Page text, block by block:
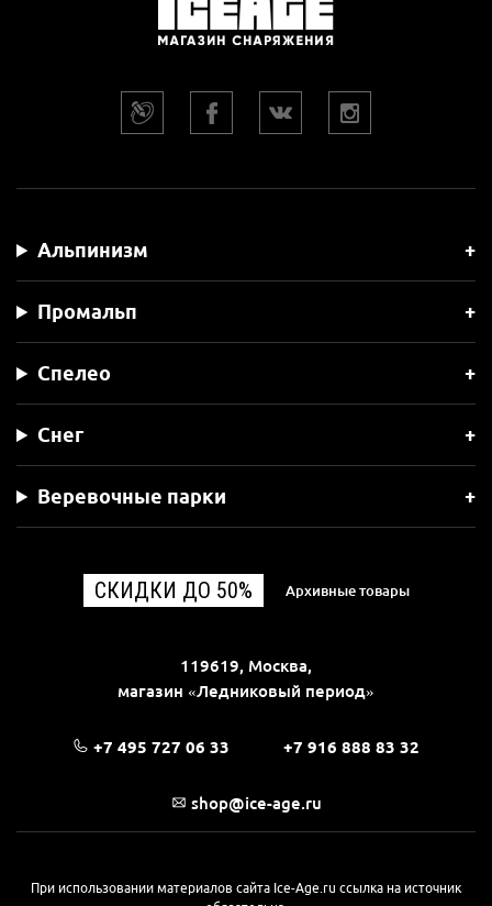
Альпинизм
Промальп
Спелео
Снег
Веревочные парки
СКИДКИ ДО 50% Архивные товары
119619, Москва,
магазин «Ледниковый период»
+7 495 727 06 33 +7 916 888 83 32
shop@ice-age.ru
При использовании материалов сайта Ice-Age.ru ссылка на источник